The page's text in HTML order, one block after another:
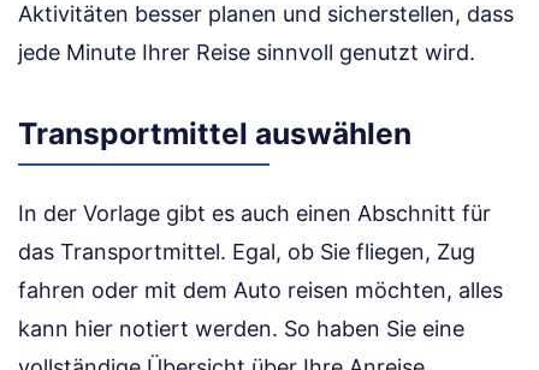
Aktivitäten besser planen und sicherstellen, dass
jede Minute Ihrer Reise sinnvoll genutzt wird.
Transportmittel auswählen
In der Vorlage gibt es auch einen Abschnitt für
das Transportmittel. Egal, ob Sie fliegen, Zug
fahren oder mit dem Auto reisen möchten, alles
kann hier notiert werden. So haben Sie eine